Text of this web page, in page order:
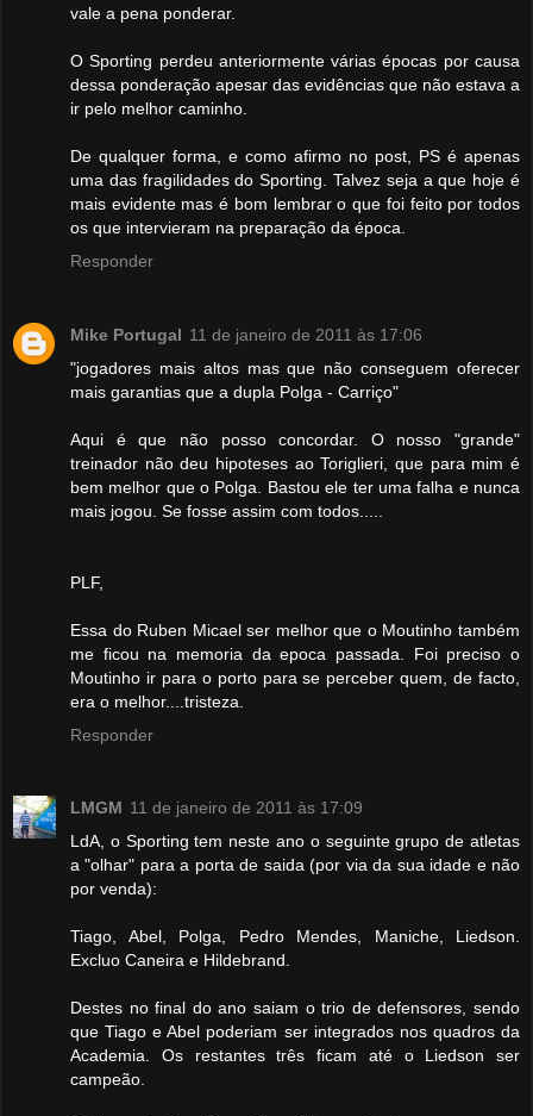
vale a pena ponderar.
O Sporting perdeu anteriormente várias épocas por causa
dessa ponderação apesar das evidências que não estava a
ir pelo melhor caminho.
De qualquer forma, e como afirmo no post, PS é apenas
uma das fragilidades do Sporting. Talvez seja a que hoje é
mais evidente mas é bom lembrar o que foi feito por todos
os que intervieram na preparação da época.
Responder
Mike Portugal 11 de janeiro de 2011 às 17:06
"jogadores mais altos mas que não conseguem oferecer
mais garantias que a dupla Polga - Carriço"
Aqui é que não posso concordar. O nosso "grande"
treinador não deu hipoteses ao Toriglieri, que para mim é
bem melhor que o Polga. Bastou ele ter uma falha e nunca
mais jogou. Se fosse assim com todos.....
PLF,
Essa do Ruben Micael ser melhor que o Moutinho também
me ficou na memoria da epoca passada. Foi preciso o
Moutinho ir para o porto para se perceber quem, de facto,
era o melhor....tristeza.
Responder
LMGM 11 de janeiro de 2011 às 17:09
LdA, o Sporting tem neste ano o seguinte grupo de atletas
a "olhar" para a porta de saida (por via da sua idade e não
por venda):
Tiago, Abel, Polga, Pedro Mendes, Maniche, Liedson.
Excluo Caneira e Hildebrand.
Destes no final do ano saiam o trio de defensores, sendo
que Tiago e Abel poderiam ser integrados nos quadros da
Academia. Os restantes três ficam até o Liedson ser
campeão.